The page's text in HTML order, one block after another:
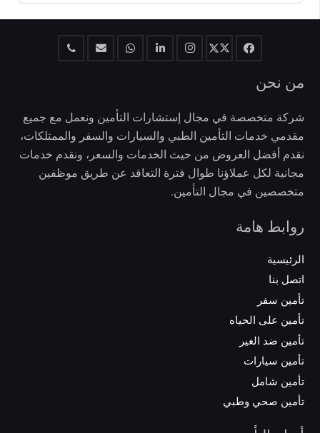
من نحن
شركة متخصصة في مجال إستشارات التأمين ونعمل مع جميع
مقدمي خدمات التأمين الطبي والسيارات والسفر والممتلكات،
نقدم أفضل العروض من حيث الخدمات والسعر، ونقدم خدمات
مجانية لكل عملاؤنا طوال فترة التعاقد عن طريق موظفين
متخصصين في مجال التأمين.
روابط هامة
الرئيسية
اتصل بنا
تأمين سفر
تأمين على الحياه
تأمين ضد الغير
تأمين سيارات
تأمين شامل
تأمين صحي وطبي